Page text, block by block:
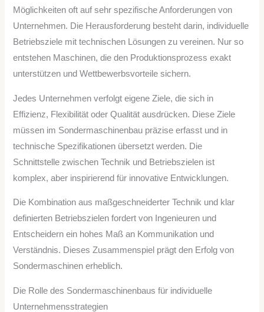
Möglichkeiten oft auf sehr spezifische Anforderungen von
Unternehmen. Die Herausforderung besteht darin, individuelle
Betriebsziele mit technischen Lösungen zu vereinen. Nur so
entstehen Maschinen, die den Produktionsprozess exakt
unterstützen und Wettbewerbsvorteile sichern.
Jedes Unternehmen verfolgt eigene Ziele, die sich in
Effizienz, Flexibilität oder Qualität ausdrücken. Diese Ziele
müssen im Sondermaschinenbau präzise erfasst und in
technische Spezifikationen übersetzt werden. Die
Schnittstelle zwischen Technik und Betriebszielen ist
komplex, aber inspirierend für innovative Entwicklungen.
Die Kombination aus maßgeschneiderter Technik und klar
definierten Betriebszielen fordert von Ingenieuren und
Entscheidern ein hohes Maß an Kommunikation und
Verständnis. Dieses Zusammenspiel prägt den Erfolg von
Sondermaschinen erheblich.
Die Rolle des Sondermaschinenbaus für individuelle
Unternehmensstrategien